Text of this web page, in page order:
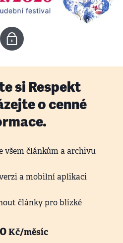
si Respekt
o cenné
všem článkům a archivu
a mobilní aplikaci
články pro blízké
Kč/měsíc